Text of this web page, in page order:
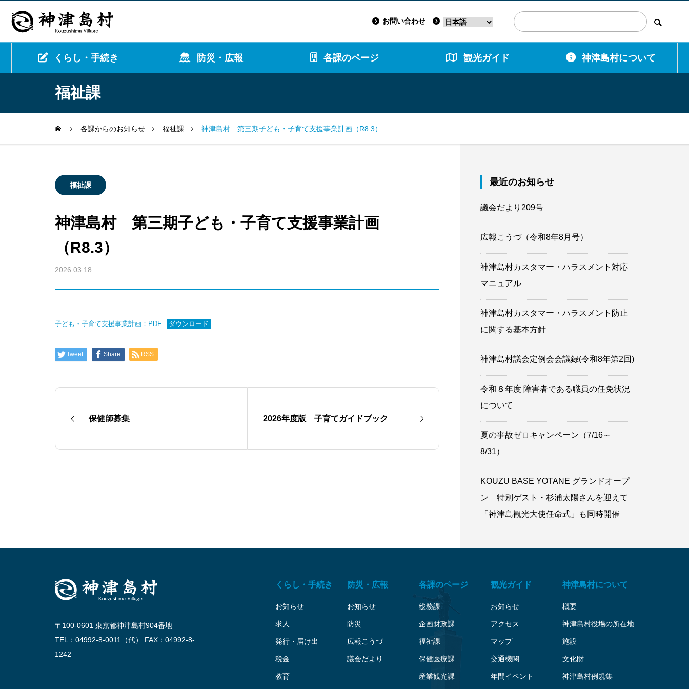
お問い合わせ
くらし・手続き 防災・広報 各課のページ 観光ガイド 神津島村について
福祉課
各課からのお知らせ 福祉課 神津島村 第三期子ども・子育て支援事業計画（R8.3）
福祉課
神津島村 第三期子ども・子育て支援事業計画
（R8.3）
2026.03.18
子ども・子育て支援事業計画：PDF ダウンロード
Tweet Share RSS
保健師募集 2026年度版 子育てガイドブック
最近のお知らせ
議会だより209号
広報こうづ（令和8年8月号）
神津島村カスタマー・ハラスメント対応
マニュアル
神津島村カスタマー・ハラスメント防止
に関する基本方針
神津島村議会定例会会議録(令和8年第2回)
令和８年度 障害者である職員の任免状況
について
夏の事故ゼロキャンペーン（7/16～
8/31）
KOUZU BASE YOTANE グランドオープ
ン 特別ゲスト・杉浦太陽さんを迎えて
「神津島観光大使任命式」も同時開催
くらし・手続き
お知らせ
求人
発行・届け出
税金
教育
防災・広報
お知らせ
防災
広報こうづ
議会だより
各課のページ
総務課
企画財政課
福祉課
保健医療課
産業観光課
観光ガイド
お知らせ
アクセス
マップ
交通機関
年間イベント
神津島村について
概要
神津島村役場の所在地
施設
文化財
神津島村例規集
〒100-0601 東京都神津島村904番地
TEL：04992-8-0011（代） FAX：04992-8-
1242